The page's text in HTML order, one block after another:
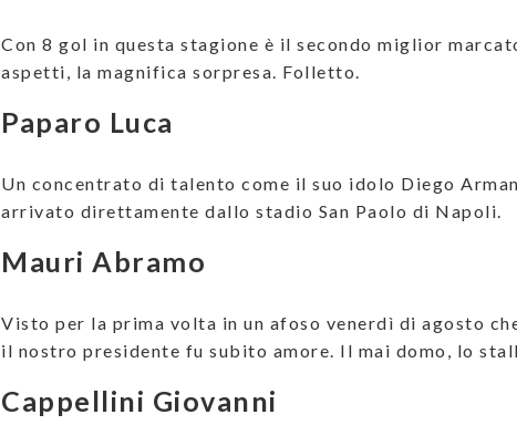
Con 8 gol in questa stagione è il secondo miglior
aspetti, la magnifica sorpresa. Folletto.
Paparo Luca
Un concentrato di talento come il suo idolo Diego
arrivato direttamente dallo stadio San Paolo di Napoli.
Mauri Abramo
Visto per la prima volta in un afoso venerdì di agosto
il nostro presidente fu subito amore. Il mai domo, lo
Cappellini Giovanni